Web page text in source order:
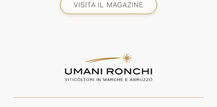
VISITA IL MAGAZINE